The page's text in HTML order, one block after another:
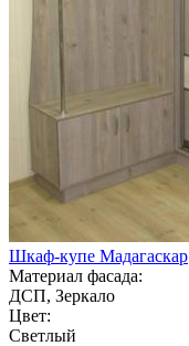
Шкаф-купе Мадагаскар
Материал фасада:
ДСП, Зеркало
Цвет:
Светлый